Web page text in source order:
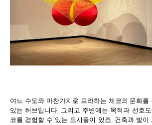
여느 수도와 마찬가지로 프라하는 체코의 문화를
있는 허브입니다. 그리고 주변에는 목적과 선호
코를 경험할 수 있는 도시들이 있죠. 건축과 빛이